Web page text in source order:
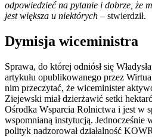
odpowiedzieć na pytanie i dobrze, że
jest większa u niektórych – stwierdził.
Dymisja wiceministra
Sprawa, do której odniósł się
artykułu opublikowanego przez
nim przeczytać, że wiceminister
Ziejewski miał dzierżawić setki
Ośrodka Wsparcia Rolnictwa i jest w
wspomnianą instytucją. Jednocześnie
polityk nadzorował działalność